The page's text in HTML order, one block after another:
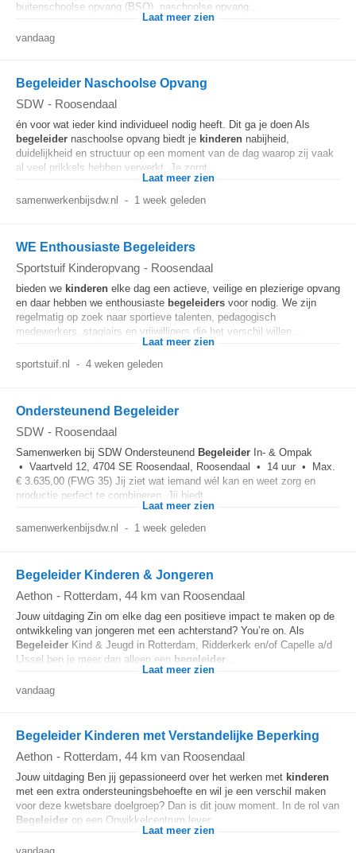
buitenschoolse opvang (BSO), naschoolse opvang...
Laat meer zien
vandaag
Begeleider Naschoolse Opvang
SDW - Roosendaal
én voor wat ieder kind individueel nodig heeft. Dit ga je doen Als
begeleider naschoolse opvang biedt je kinderen nabijheid,
duidelijkheid en structuur op een moment van de dag waarop zij vaak
al veel prikkels hebben verwerkt. Je zorgt...
Laat meer zien
samenwerkenbijsdw.nl - 1 week geleden
WE Enthousiaste Begeleiders
Sportstuif Kinderopvang - Roosendaal
bieden we kinderen elke dag een actieve, veilige en plezierige opvang
en daar hebben we enthousiaste begeleiders voor nodig. We zijn
regelmatig op zoek naar sportieve talenten, pedagogisch
medewerkers, stagiairs en vrijwilligers die het verschil willen...
Laat meer zien
sportstuif.nl - 4 weken geleden
Ondersteunend Begeleider
SDW - Roosendaal
Samenwerken bij SDW Ondersteunend Begeleider In- & Ompak
• Vaartveld 12, 4704 SE Roosendaal, Roosendaal • 14 uur • Max.
€ 3.635,00 (FWG 35) Jij ziet wat iemand wél kan en weet zorg en
productie perfect te combineren. Jij biedt...
Laat meer zien
samenwerkenbijsdw.nl - 1 week geleden
Begeleider Kinderen & Jongeren
Aethon - Rotterdam, 44 km van Roosendaal
Jouw uitdaging Zin om elke dag een positieve impact te maken op de
ontwikkeling van jongeren met een achterstand? You’re on. Als
Begeleider Kind & Jeugd in Rotterdam, Ridderkerk en/of Capelle a/d
IJssel ben je meer dan alleen een begeleider
Laat meer zien
vandaag
Begeleider Kinderen met Verstandelijke Beperking
Aethon - Rotterdam, 44 km van Roosendaal
Jouw uitdaging Ben jij gepassioneerd over het werken met kinderen
met een extra ondersteuningsbehoefte en wil je een verschil maken
voor deze kwetsbare doelgroep? Dan is dit jouw moment. In de rol van
Begeleider op een Onwikkelcentrum lever...
Laat meer zien